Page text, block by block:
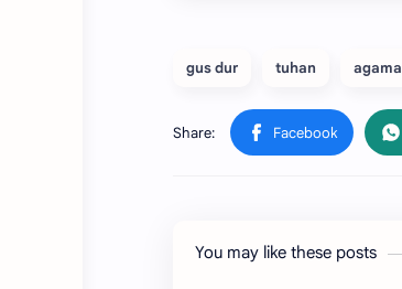
gus dur tuhan agama
You may like these posts